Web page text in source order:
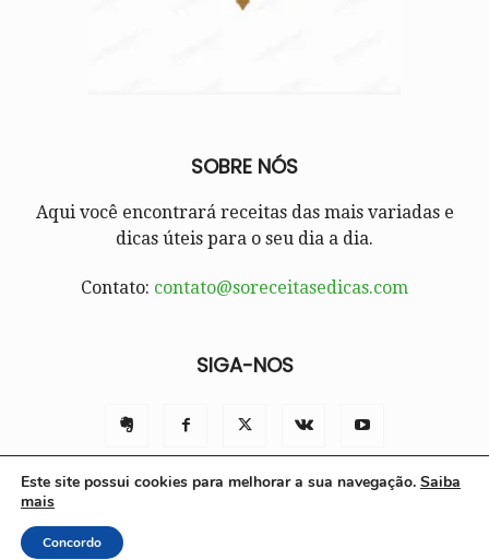
SOBRE NÓS
Aqui você encontrará receitas das mais variadas e
dicas úteis para o seu dia a dia.
Contato: contato@soreceitasedicas.com
SIGA-NOS
© Só Receitas e Dicas 2025 | Todos os direitos reservados.
Este site possui cookies para melhorar a sua navegação. Saiba
mais
Concordo